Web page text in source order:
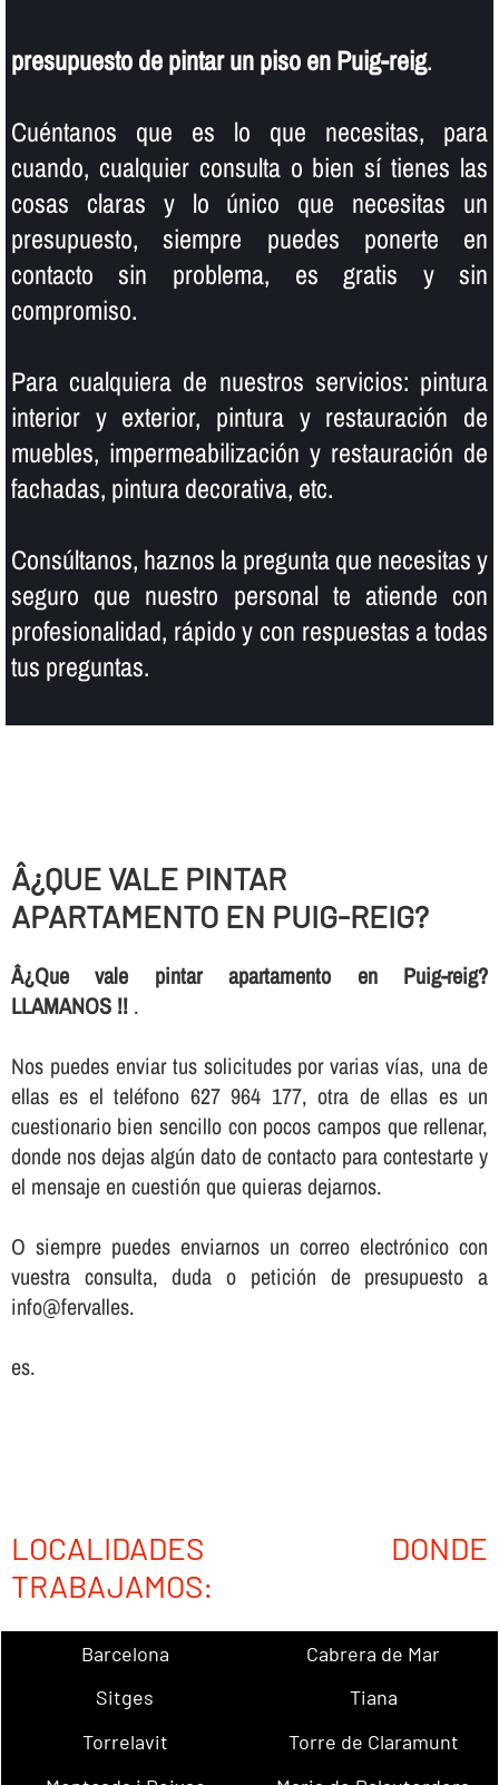
presupuesto de pintar un piso en Puig-reig.
Cuéntanos que es lo que necesitas, para
cuando, cualquier consulta o bien sí­ tienes las
cosas claras y lo único que necesitas un
presupuesto, siempre puedes ponerte en
contacto sin problema, es gratis y sin
compromiso.
Para cualquiera de nuestros servicios: pintura
interior y exterior, pintura y restauración de
muebles, impermeabilización y restauración de
fachadas, pintura decorativa, etc.
Consúltanos, haznos la pregunta que necesitas y
seguro que nuestro personal te atiende con
profesionalidad, rápido y con respuestas a todas
tus preguntas.
Â¿QUE VALE PINTAR
APARTAMENTO EN PUIG-REIG?
Â¿Que vale pintar apartamento en Puig-reig?
LLAMANOS !! .
Nos puedes enviar tus solicitudes por varias ví­as, una de
ellas es el teléfono 627 964 177, otra de ellas es un
cuestionario bien sencillo con pocos campos que rellenar,
donde nos dejas algún dato de contacto para contestarte y
el mensaje en cuestión que quieras dejarnos.
O siempre puedes enviarnos un correo electrónico con
vuestra consulta, duda o petición de presupuesto a
info@fervalles.
es.
LOCALIDADES DONDE
TRABAJAMOS:
Barcelona
Cabrera de Mar
Sitges
Tiana
Torrelavit
Torre de Claramunt